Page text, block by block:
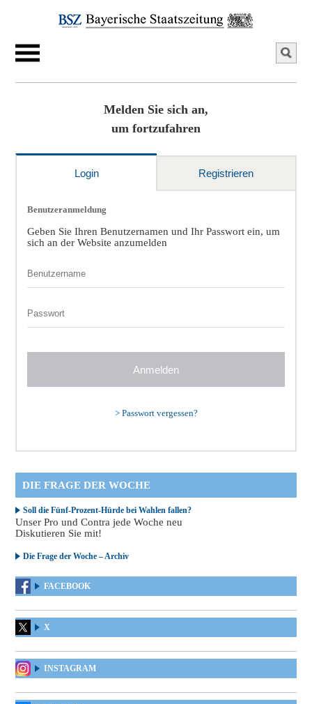
Melden Sie sich an,
um fortzufahren
Login Registrieren
Benutzeranmeldung
Geben Sie Ihren Benutzernamen und Ihr Passwort ein, um
sich an der Website anzumelden
> Passwort vergessen?
DIE FRAGE DER WOCHE
Soll die Fünf-Prozent-Hürde bei Wahlen fallen?
Unser Pro und Contra jede Woche neu
Diskutieren Sie mit!
Die Frage der Woche – Archiv
FACEBOOK
X
INSTAGRAM